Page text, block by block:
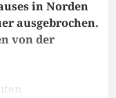
in Norden
ausgebrochen.
von der